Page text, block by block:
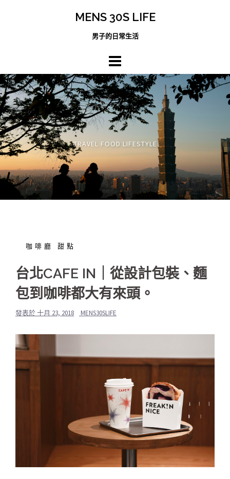
MENS 30S LIFE
男子的日常生活
TRAVEL FOOD LIFESTYLE
咖啡廳 甜點
台北CAFE IN｜從設計包裝、麵
包到咖啡都大有來頭。
發表於十月 23, 2018 MENS30SLIFE